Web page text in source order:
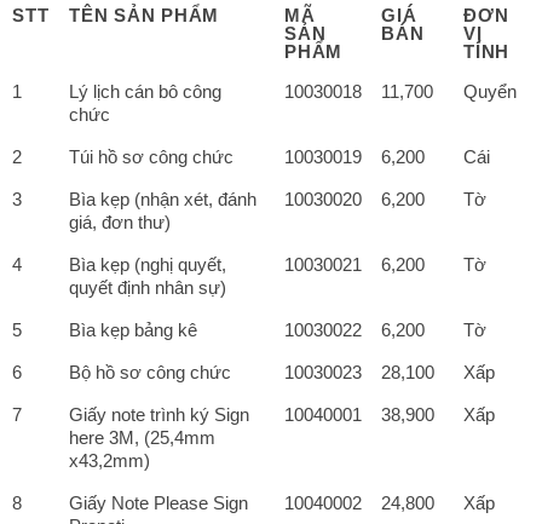
STT TÊN SẢN PHẨM
MÃ
SẢN
PHẨM
GIÁ
BÁN
ĐƠN
VỊ
TÍNH
1
Lý lịch cán bô công
chức
10030018 11,700 Quyển
2 Túi hồ sơ công chức 10030019 6,200 Cái
3
Bìa kẹp (nhận xét, đánh
giá, đơn thư)
10030020 6,200 Tờ
4
Bìa kẹp (nghị quyết,
quyết định nhân sự)
10030021 6,200 Tờ
5 Bìa kẹp bảng kê 10030022 6,200 Tờ
6 Bộ hồ sơ công chức 10030023 28,100 Xấp
7
Giấy note trình ký Sign
here 3M, (25,4mm
x43,2mm)
10040001 38,900 Xấp
8
Giấy Note Please Sign
10040002 24,800 Xấp